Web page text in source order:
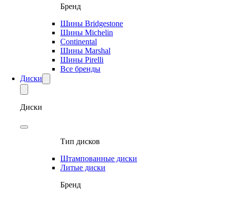
Бренд
Шины Bridgestone
Шины Michelin
Continental
Шины Marshal
Шины Pirelli
Все бренды
Диски
Диски
Тип дисков
Штампованные диски
Литые диски
Бренд